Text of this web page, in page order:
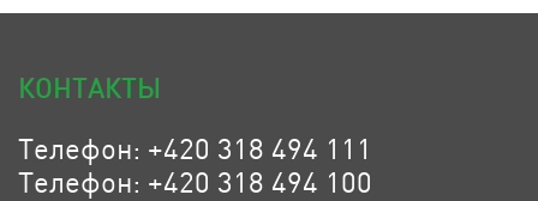
КОНТАКТЫ
Телефон: +420 318 494 111
Телефон: +420 318 494 100